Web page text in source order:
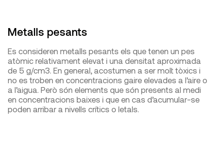
Metalls pesants
Es consideren metalls pesants els que tenen un pes
atòmic relativament elevat i una densitat aproximada
de 5 g/cm3. En general, acostumen a ser molt tòxics i
no es troben en concentracions gaire elevades a l’aire o
a l’aigua. Però són elements que són presents al medi
en concentracions baixes i que en cas d’acumular-se
poden arribar a nivells crítics o letals.